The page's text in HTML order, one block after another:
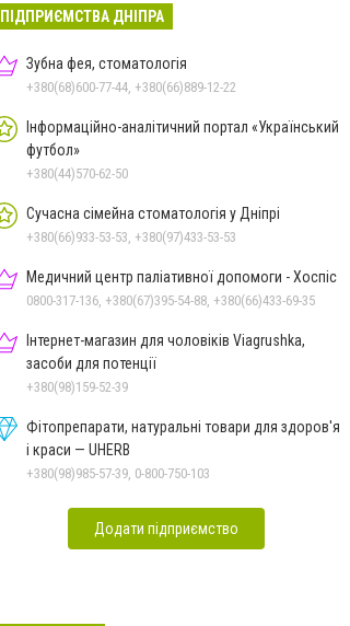
ПІДПРИЄМСТВА ДНІПРА
Зубна фея, стоматологія
+380(68)600-77-44, +380(66)889-12-22
Інформаційно-аналітичний портал «Український
футбол»
+380(44)570-62-50
Сучасна сімейна стоматологія у Дніпрі
+380(66)933-53-53, +380(97)433-53-53
Медичний центр паліативної допомоги - Хоспіс
0800-317-136, +380(67)395-54-88, +380(66)433-69-35
Інтернет-магазин для чоловіків Viagrushka,
засоби для потенції
+380(98)159-52-39
Фітопрепарати, натуральні товари для здоров'я
і краси — UHERB
+380(98)985-57-39, 0-800-750-103
Додати підприємство